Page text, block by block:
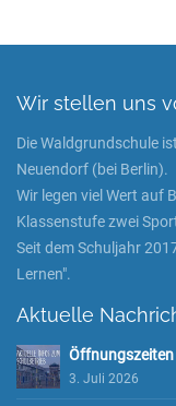
Wir stellen uns
Die Waldgrundschule
Neuendorf (bei Berlin).
Wir legen viel Wert auf
Klassenstufe zwei
Seit dem Schuljahr
Lernen".
Aktuelle
Öffnungszeiten
3. Juli 2026